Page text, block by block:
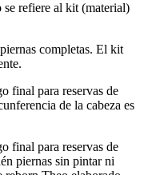
se refiere al kit (material)
completas. El kit
final para reservas de
de la cabeza es
final para reservas de
piernas sin pintar ni